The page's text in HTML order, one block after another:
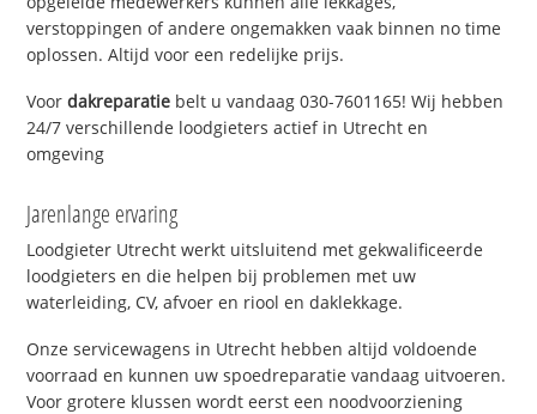
verstoppingen of andere ongemakken vaak binnen no time
oplossen. Altijd voor een redelijke prijs.
Voordakreparatie belt u vandaag 030-7601165! Wij hebben
24/7 verschillende loodgieters actief in Utrecht en
omgeving
Jarenlange ervaring
Loodgieter Utrecht werkt uitsluitend met gekwalificeerde
loodgieters en die helpen bij problemen met uw
waterleiding, CV, afvoer en riool en daklekkage.
Onze servicewagens in Utrecht hebben altijd voldoende
voorraad en kunnen uw spoedreparatie vandaag uitvoeren.
Voor grotere klussen wordt eerst een noodvoorziening